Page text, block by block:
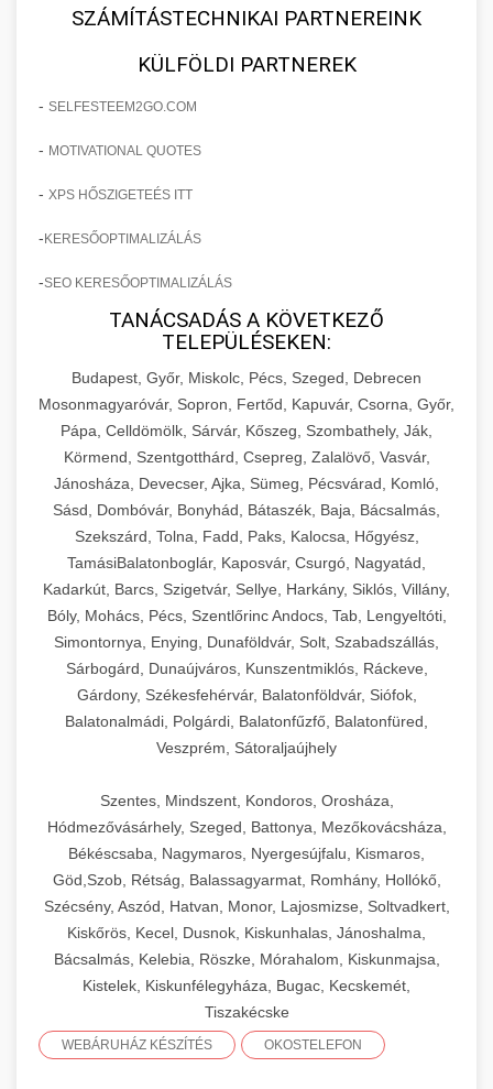
SZÁMÍTÁSTECHNIKAI PARTNEREINK
KÜLFÖLDI PARTNEREK
- SELFESTEEM2GO.COM
- MOTIVATIONAL QUOTES
- XPS HŐSZIGETEÉS ITT
- KERESŐOPTIMALIZÁLÁS
-SEO KERESŐOPTIMALIZÁLÁS
TANÁCSADÁS A KÖVETKEZŐ
TELEPÜLÉSEKEN:
Budapest, Győr, Miskolc, Pécs, Szeged, Debrecen
Mosonmagyaróvár, Sopron, Fertőd, Kapuvár, Csorna, Győr,
Pápa, Celldömölk, Sárvár, Kőszeg, Szombathely, Ják,
Körmend, Szentgotthárd, Csepreg, Zalalövő, Vasvár,
Jánosháza, Devecser, Ajka, Sümeg, Pécsvárad, Komló,
Sásd, Dombóvár, Bonyhád, Bátaszék, Baja, Bácsalmás,
Szekszárd, Tolna, Fadd, Paks, Kalocsa, Hőgyész,
TamásiBalatonboglár, Kaposvár, Csurgó, Nagyatád,
Kadarkút, Barcs, Szigetvár, Sellye, Harkány, Siklós, Villány,
Bóly, Mohács, Pécs, Szentlőrinc Andocs, Tab, Lengyeltóti,
Simontornya, Enying, Dunaföldvár, Solt, Szabadszállás,
Sárbogárd, Dunaújváros, Kunszentmiklós, Ráckeve,
Gárdony, Székesfehérvár, Balatonföldvár, Siófok,
Balatonalmádi, Polgárdi, Balatonfűzfő, Balatonfüred,
Veszprém, Sátoraljaújhely
Szentes, Mindszent, Kondoros, Orosháza,
Hódmezővásárhely, Szeged, Battonya, Mezőkovácsháza,
Békéscsaba, Nagymaros, Nyergesújfalu, Kismaros,
Göd,Szob, Rétság, Balassagyarmat, Romhány, Hollókő,
Szécsény, Aszód, Hatvan, Monor, Lajosmizse, Soltvadkert,
Kiskőrös, Kecel, Dusnok, Kiskunhalas, Jánoshalma,
Bácsalmás, Kelebia, Röszke, Mórahalom, Kiskunmajsa,
Kistelek, Kiskunfélegyháza, Bugac, Kecskemét,
Tiszakécske
WEBÁRUHÁZ KÉSZÍTÉS OKOSTELEFON